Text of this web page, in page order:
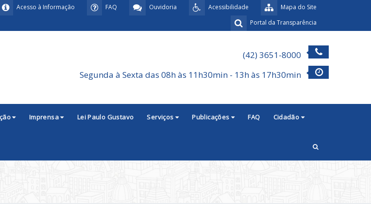
Mapa do Site
Acessibilidade
Ouvidoria
FAQ
Acesso à Informação
Portal da Transparência
(42) 3651-8000
Segunda à Sexta das 08h às 11h30min - 13h às 17h30min
Imprensa Lei Paulo Gustavo Serviços Publicações FAQ Cidadão